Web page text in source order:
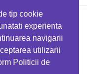
tip cookie
experienta
navigarii
utilizarii
Politicii de
folosind codul